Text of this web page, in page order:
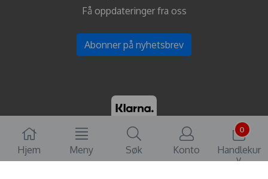
Hjem Meny Søk Konto
0
Handlekur
v
Få oppdateringer fra oss
Abonner på nyhetsbrev